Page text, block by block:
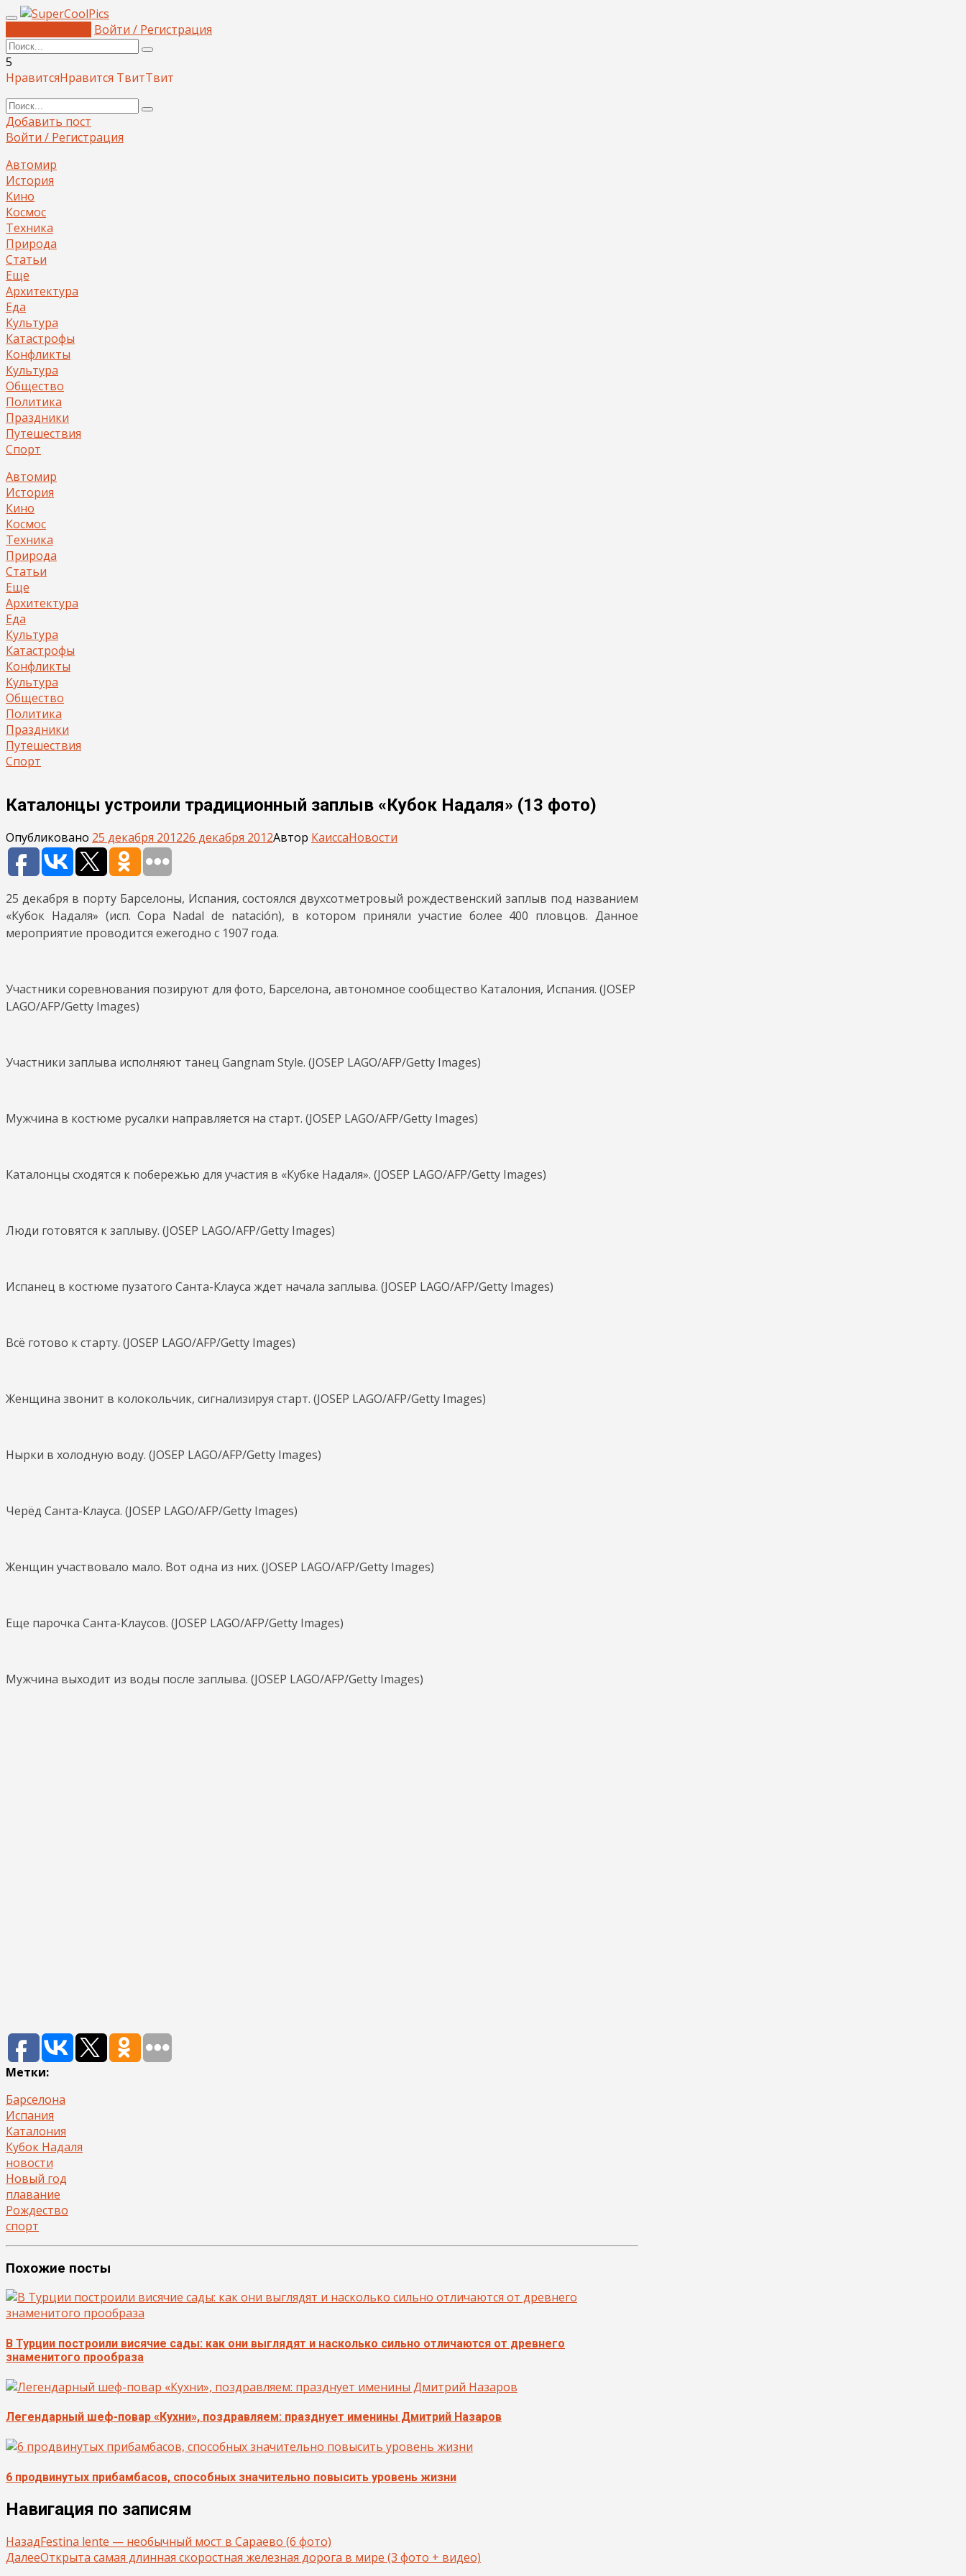
Войти / Регистрация
5
НравитсяНравится ТвитТвит
Добавить пост
Войти / Регистрация
Автомир
История
Кино
Космос
Техника
Природа
Статьи
Еще
Архитектура
Еда
Культура
Катастрофы
Конфликты
Культура
Общество
Политика
Праздники
Путешествия
Спорт
Автомир
История
Кино
Космос
Техника
Природа
Статьи
Еще
Архитектура
Еда
Культура
Катастрофы
Конфликты
Культура
Общество
Политика
Праздники
Путешествия
Спорт
Каталонцы устроили традиционный заплыв «Кубок Надаля» (13 фото)
Опубликовано 25 декабря 201226 декабря 2012Автор КаиссаНовости
25 декабря в порту Барселоны, Испания, состоялся двухсотметровый рождественский заплыв под названием
«Кубок Надаля» (исп. Copa Nadal de natación), в котором приняли участие более 400 пловцов. Данное
мероприятие проводится ежегодно с 1907 года.
Участники соревнования позируют для фото, Барселона, автономное сообщество Каталония, Испания. (JOSEP
LAGO/AFP/Getty Images)
Участники заплыва исполняют танец Gangnam Style. (JOSEP LAGO/AFP/Getty Images)
Мужчина в костюме русалки направляется на старт. (JOSEP LAGO/AFP/Getty Images)
Каталонцы сходятся к побережью для участия в «Кубке Надаля». (JOSEP LAGO/AFP/Getty Images)
Люди готовятся к заплыву. (JOSEP LAGO/AFP/Getty Images)
Испанец в костюме пузатого Санта-Клауса ждет начала заплыва. (JOSEP LAGO/AFP/Getty Images)
Всё готово к старту. (JOSEP LAGO/AFP/Getty Images)
Женщина звонит в колокольчик, сигнализируя старт. (JOSEP LAGO/AFP/Getty Images)
Нырки в холодную воду. (JOSEP LAGO/AFP/Getty Images)
Черёд Санта-Клауса. (JOSEP LAGO/AFP/Getty Images)
Женщин участвовало мало. Вот одна из них. (JOSEP LAGO/AFP/Getty Images)
Еще парочка Санта-Клаусов. (JOSEP LAGO/AFP/Getty Images)
Мужчина выходит из воды после заплыва. (JOSEP LAGO/AFP/Getty Images)
Метки:
Барселона
Испания
Каталония
Кубок Надаля
новости
Новый год
плавание
Рождество
спорт
Похожие посты
В Турции построили висячие сады: как они выглядят и насколько сильно отличаются от древнего
знаменитого прообраза
Легендарный шеф-повар «Кухни», поздравляем: празднует именины Дмитрий Назаров
6 продвинутых прибамбасов, способных значительно повысить уровень жизни
Навигация по записям
НазадFestina lente — необычный мост в Сараево (6 фото)
ДалееОткрыта самая длинная скоростная железная дорога в мире (3 фото + видео)